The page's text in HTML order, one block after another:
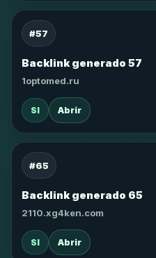
#57
Backlink generado 57
1optomed.ru
SI Abrir
#65
Backlink generado 65
2110.xg4ken.com
SI Abrir